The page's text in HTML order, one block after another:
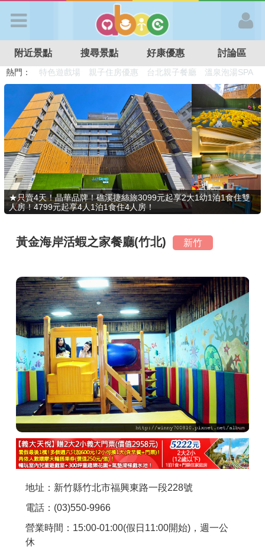
APP登入
首 頁
搜尋景點
好康優惠
最新消息
最新留言
商家合作
推薦景點
討論區
聯絡我們
APP下載
附近景點 搜尋景點 好康優惠 討論區
熱門： 溜滑梯民宿 觀光工廠 DIY摘果
日本親子景點
特色遊戲場
親子住房優惠 台北親子餐廳 溫泉泡湯SPA
★只賣4天！晶華品牌！礁溪捷絲旅3099元起享2大1幼1泊1食住雙
人房！4799元起享4人1泊1食住4人房！
黃金海岸活蝦之家餐廳(竹北) 新竹
地址：新竹縣竹北市福興東路一段228號
電話：(03)550-9966
營業時間：15:00-01:00(假日11:00開始)，週一公
休